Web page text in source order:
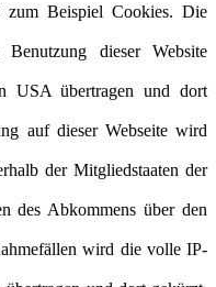
zum Beispiel Cookies. Die
dieser Website
USA übertragen und dort
auf dieser Webseite wird
der Mitgliedstaaten der
des Abkommens über den
wird die volle IP-